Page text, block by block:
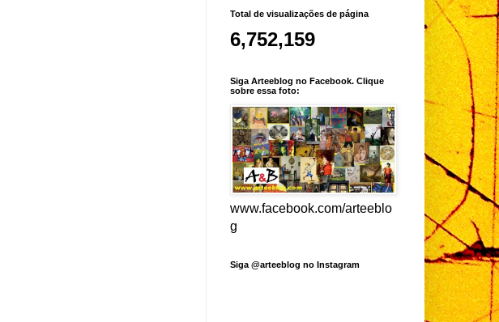
Total de visualizações de página
6,752,159
Siga Arteeblog no Facebook. Clique
sobre essa foto:
www.facebook.com/arteeblo
g
Siga @arteeblog no Instagram